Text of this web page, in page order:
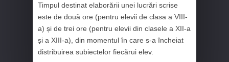
Timpul destinat elaborării unei lucrări scrise
este de două ore (pentru elevii de clasa a VIII-
a) și de trei ore (pentru elevii din clasele a XII-a
și a XIII-a), din momentul în care s-a încheiat
distribuirea subiectelor fiecărui elev.